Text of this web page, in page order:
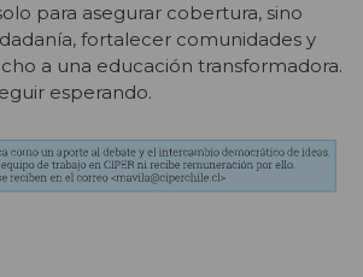
para asegurar cobertura, sino
fortalecer comunidades y
a una educación transformadora.
esperando.